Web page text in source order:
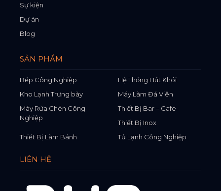
Sự kiện
Dự án
Blog
SẢN PHẨM
Bếp Công Nghiệp
Hệ Thống Hút Khói
Kho Lạnh Trưng bày
Máy Làm Đá Viên
Máy Rửa Chén Công
Nghiệp
Thiết Bị Bar – Cafe
Thiết Bị Inox
Thiết Bị Làm Bánh
Tủ Lạnh Công Nghiệp
LIÊN HỆ